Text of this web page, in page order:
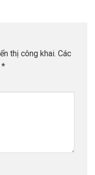
thị công khai. Các
*